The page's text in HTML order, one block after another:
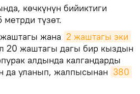
көчкүнүн бийиктиги
түзөт.
жана 2 жаштагы эки
20 жаштагы дагы бир кыздын
алдында калгандарды
да уланып, жалпысынан 380